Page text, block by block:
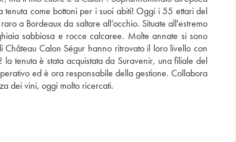
come bottoni per i suoi abiti! Oggi i 55 ettari del
a Bordeaux da saltare all’occhio. Situate all'estremo
sabbiosa e rocce calcaree. Molte annate si sono
Calon Ségur hanno ritrovato il loro livello con
tenuta è stata acquistata da Suravenir, una filiale del
ed è ora responsabile della gestione. Collabora
dei vini, oggi molto ricercati.